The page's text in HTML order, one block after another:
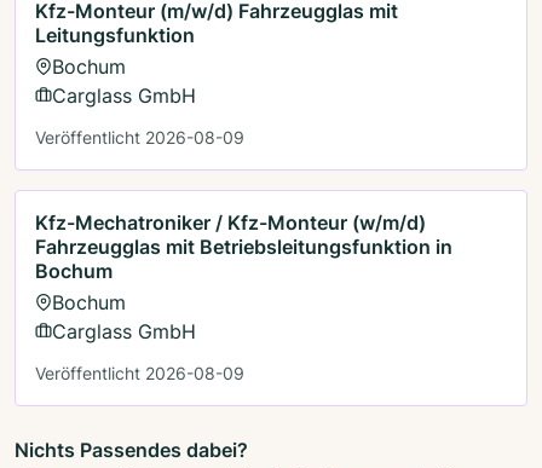
Kfz-Monteur (m/w/d) Fahrzeugglas mit
Leitungsfunktion
Bochum
Carglass GmbH
Veröffentlicht 2026-08-09
Kfz-Mechatroniker / Kfz-Monteur (w/m/d)
Fahrzeugglas mit Betriebsleitungsfunktion in
Bochum
Bochum
Carglass GmbH
Veröffentlicht 2026-08-09
Nichts Passendes dabei?